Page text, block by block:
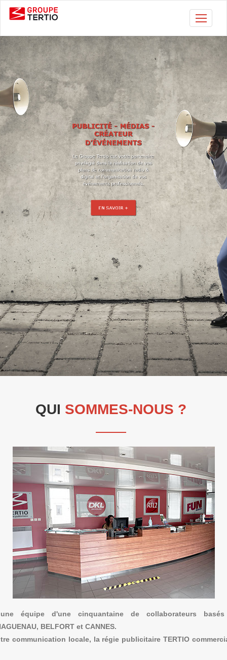
QUI SOMMES-NOUS ?
équipe d'une cinquantaine de collaborateurs basés
BELFORT et CANNES.
communication locale, la régie publicitaire TERTIO